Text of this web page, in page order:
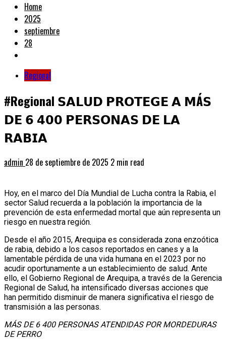
Home
2025
septiembre
28
Regional
#Regional 𝗦𝗔𝗟𝗨𝗗 𝗣𝗥𝗢𝗧𝗘𝗚𝗘 𝗔 𝗠Á𝗦
𝗗𝗘 𝟲 𝟰𝟬𝟬 𝗣𝗘𝗥𝗦𝗢𝗡𝗔𝗦 𝗗𝗘 𝗟𝗔
𝗥𝗔𝗕𝗜𝗔
admin 28 de septiembre de 2025 2 min read
Hoy, en el marco del Día Mundial de Lucha contra la Rabia, el
sector Salud recuerda a la población la importancia de la
prevención de esta enfermedad mortal que aún representa un
riesgo en nuestra región.
Desde el año 2015, Arequipa es considerada zona enzoótica
de rabia, debido a los casos reportados en canes y a la
lamentable pérdida de una vida humana en el 2023 por no
acudir oportunamente a un establecimiento de salud. Ante
ello, el Gobierno Regional de Arequipa, a través de la Gerencia
Regional de Salud, ha intensificado diversas acciones que
han permitido disminuir de manera significativa el riesgo de
transmisión a las personas.
MÁS DE 6 400 PERSONAS ATENDIDAS POR MORDEDURAS
DE PERRO